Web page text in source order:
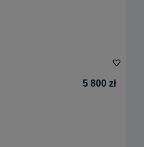
5 800 zł